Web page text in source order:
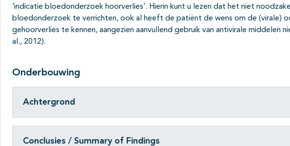
‘indicatie bloedonderzoek hoorverlies’. Hierin kunt u lezen dat het niet
bloedonderzoek te verrichten, ook al heeft de patiënt de wens om de (virale)
gehoorverlies te kennen, aangezien aanvullend gebruik van antivirale middelen
al., 2012).
Onderbouwing
Achtergrond
Conclusies / Summary of Findings